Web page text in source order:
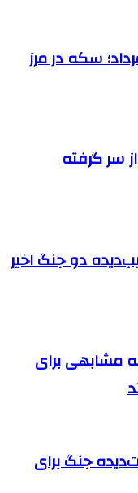
سکه در مرز
سر گرفته
آسیب‌دیده دو جنگ اخیر
مشابهی برای
جنگ برای